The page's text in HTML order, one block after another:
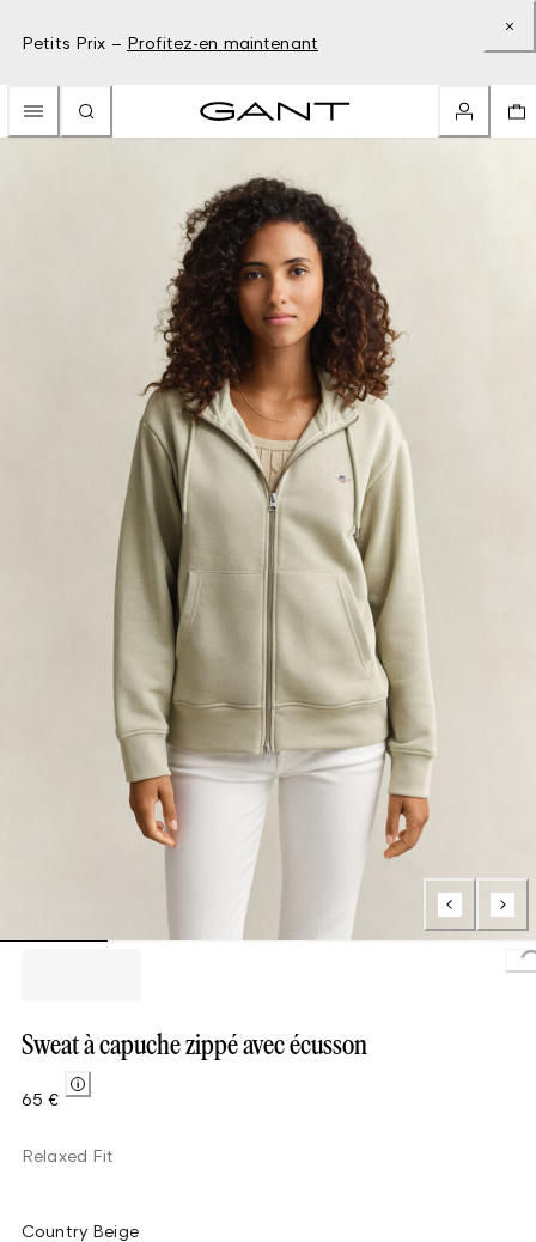
Petits Prix – Profitez-en maintenant
Sweat à capuche zippé avec écusson
65 €
Relaxed Fit
Country Beige